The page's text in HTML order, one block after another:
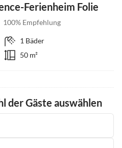
Ferienheim Folie
100% Empfehlung
1 Bäder
50 m²
der Gäste auswählen